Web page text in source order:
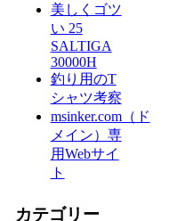
美しくゴツ
い 25
SALTIGA
30000H
釣り用のT
シャツ考察
msinker.com（ド
メイン）専
用Webサイ
ト
カテゴリー